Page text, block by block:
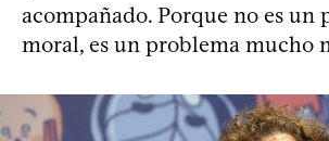
acompañado. Porque no es un
moral, es un problema mucho